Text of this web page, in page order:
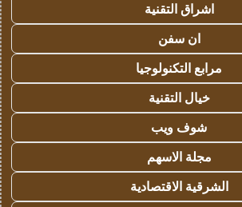
اشراق التقنية
ان سفن
مرابع التكنولوجيا
خيال التقنية
شوف ويب
مجلة الاسهم
الشرقية الاقتصادية